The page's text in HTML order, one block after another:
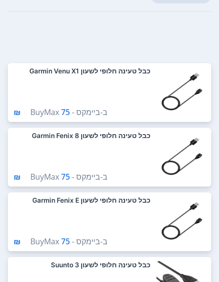
כבל טעינה חלופי לשעון Garmin Venu X1
ב-ביימקס - BuyMax75 ₪
כבל טעינה חלופי לשעון Garmin Fenix 8
ב-ביימקס - BuyMax75 ₪
כבל טעינה חלופי לשעון Garmin Fenix E
ב-ביימקס - BuyMax75 ₪
כבל טעינה חלופי לשעון Suunto 3